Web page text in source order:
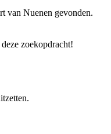
van Nuenen gevonden.
zoekopdracht!